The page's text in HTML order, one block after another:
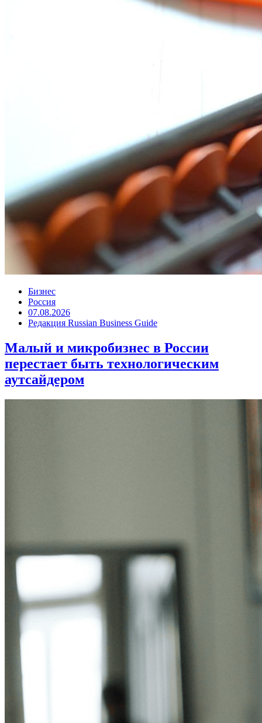
Бизнес
Россия
07.08.2026
Редакция Russian Business Guide
Малый и микробизнес в России
перестает быть технологическим
аутсайдером